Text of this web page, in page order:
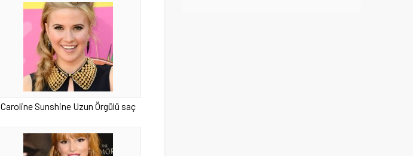
Caroline Sunshine Uzun Örgülü saç